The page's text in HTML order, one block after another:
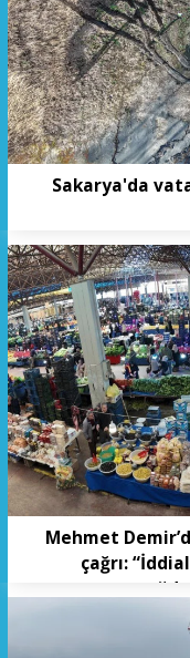
Sakarya'da
Mehmet
çağrı: